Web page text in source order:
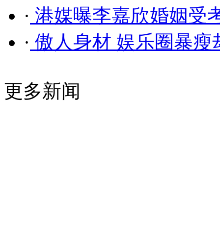
· 港媒曝李嘉欣婚姻受
· 傲人身材 娱乐圈暴瘦
更多新闻